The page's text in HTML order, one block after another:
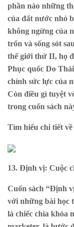
phần nào những
của đất nước nhỏ
không ngừng của
trốn và sống sót
thế giới thứ II, họ
Phục quốc Do
chính sức lực của
Còn điều gì tuyệt
trong cuốn sách
Tìm hiểu chi tiết về
13. Định vị: Cuộc
Cuốn sách “Định
với những bài học
là chiếc chìa khóa